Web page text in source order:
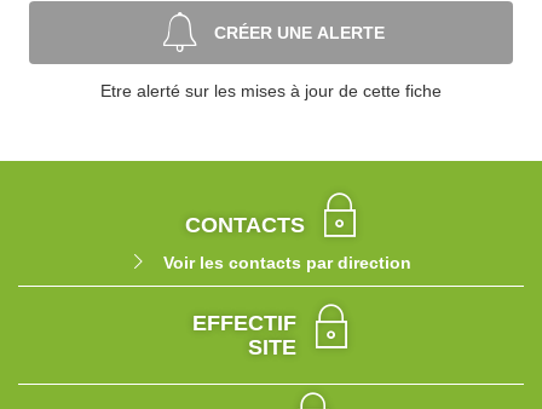
CRÉER UNE ALERTE
Etre alerté sur les mises à jour de cette fiche
CONTACTS
Voir les contacts par direction
EFFECTIF
SITE